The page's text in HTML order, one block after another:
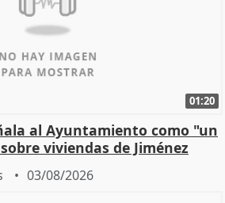
01:20
al Ayuntamiento como "un
viviendas de Jiménez
03/08/2026